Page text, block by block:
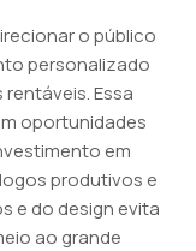
o público
personalizado
Essa
oportunidades
em
produtivos e
e do design evita
ao grande